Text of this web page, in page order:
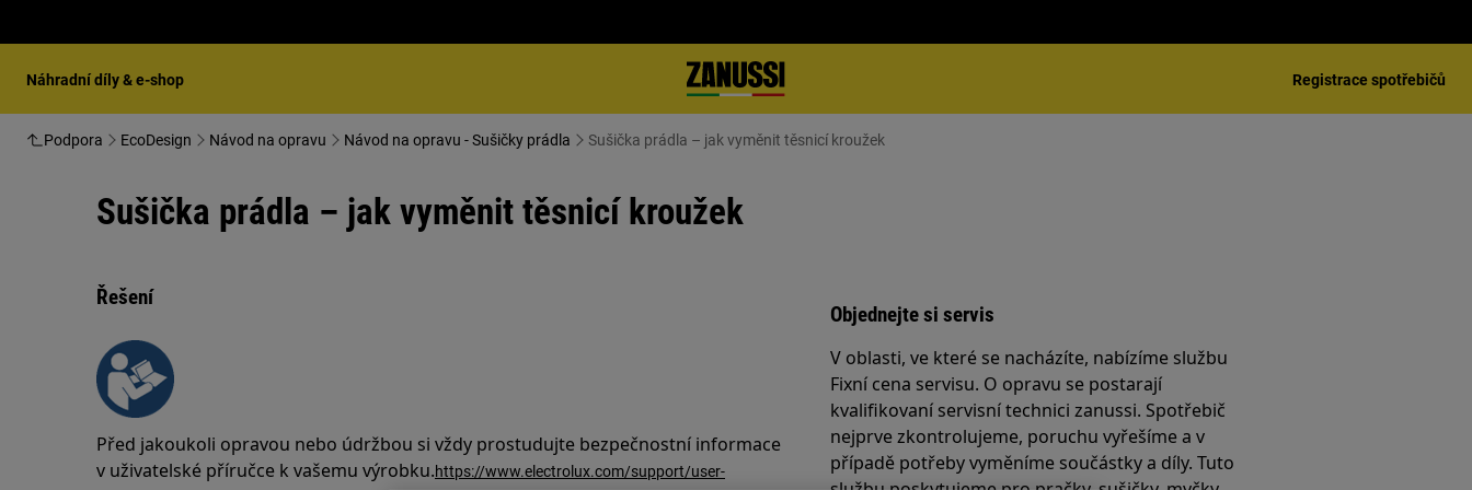
Náhradní díly & e-shop Registrace spotřebičů
Podpora EcoDesign Návod na opravu Návod na opravu - Sušičky prádla Sušička prádla – jak vyměnit těsnicí kroužek
Sušička prádla – jak vyměnit těsnicí kroužek
Řešení
Před jakoukoli opravou nebo údržbou si vždy prostudujte bezpečnostní informace
v uživatelské příručce k vašemu výrobku.https://www.electrolux.com/support/user-
Objednejte si servis
V oblasti, ve které se nacházíte, nabízíme službu
Fixní cena servisu. O opravu se postarají
kvalifikovaní servisní technici zanussi. Spotřebič
nejprve zkontrolujeme, poruchu vyřešíme a v
případě potřeby vyměníme součástky a díly. Tuto